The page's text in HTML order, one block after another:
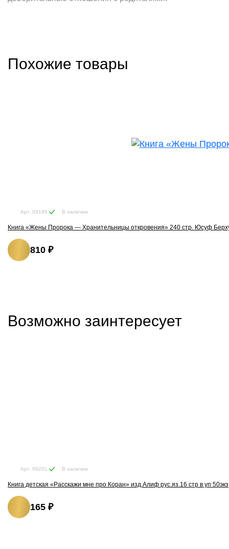
Похожие товары
Арт. 09198 В наличии
Книга «Жены Пророка — Хранительницы откровения» 240 стр. Юсуф
810 ₽
Возможно заинтересует
Арт. 09201 В наличии
Книга детская «Расскажи мне про Коран» изд.Алиф рус.яз.16 стр в уп 50экз
165 ₽